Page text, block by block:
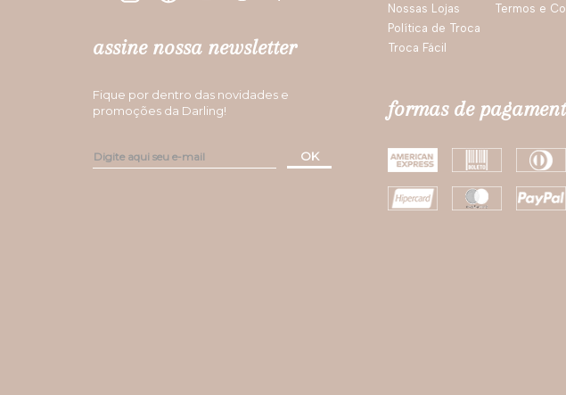
assine nossa newsletter
Fique por dentro das novidades e
promoções da Darling!
OK
Nossas Lojas
Política de Troca
Troca Fácil
Termos e
formas de